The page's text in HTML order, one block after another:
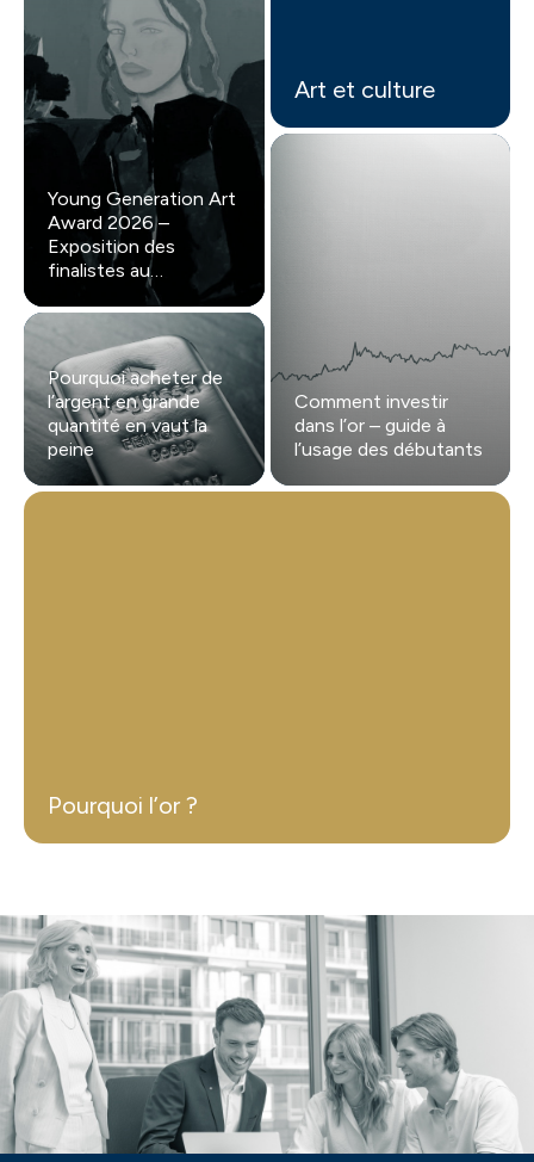
Young Generation Art
Award 2026 –
Exposition des
finalistes au
Gendarmenmarkt
Art et culture
Comment investir
dans l’or – guide à
l’usage des débutants
Pourquoi acheter de
l’argent en grande
quantité en vaut la
peine
Pourquoi l’or ?